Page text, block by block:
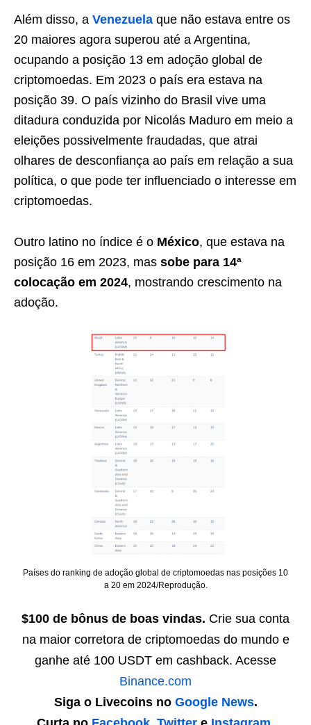
Além disso, a Venezuela que não estava entre os
20 maiores agora superou até a Argentina,
ocupando a posição 13 em adoção global de
criptomoedas. Em 2023 o país era estava na
posição 39. O país vizinho do Brasil vive uma
ditadura conduzida por Nicolás Maduro em meio a
eleições possivelmente fraudadas, que atrai
olhares de desconfiança ao país em relação a sua
política, o que pode ter influenciado o interesse em
criptomoedas.
Outro latino no índice é o México, que estava na
posição 16 em 2023, mas sobe para 14ª
colocação em 2024, mostrando crescimento na
adoção.
Países do ranking de adoção global de criptomoedas nas posições 10
a 20 em 2024/Reprodução.
$100 de bônus de boas vindas. Crie sua conta
na maior corretora de criptomoedas do mundo e
ganhe até 100 USDT em cashback. Acesse
Binance.com
Siga o Livecoins no Google News.